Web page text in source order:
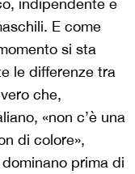
indipendente e
E come
si sta
le differenze tra
che,
«non c’è una
di colore»,
prima di